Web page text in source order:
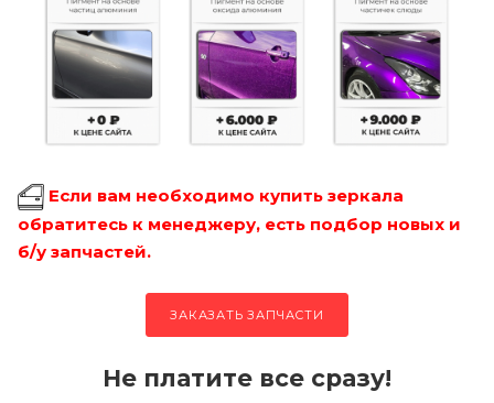
Если вам необходимо купить зеркала
обратитесь к менеджеру, есть подбор новых и
б/у запчастей.
ЗАКАЗАТЬ ЗАПЧАСТИ
Не платите все сразу!